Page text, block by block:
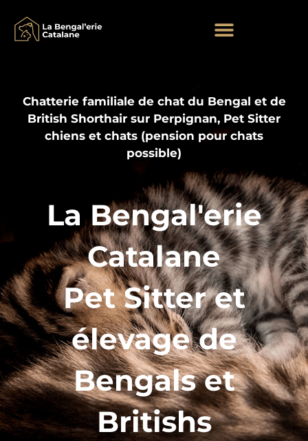
contenu
Chatterie familiale de chat du Bengal et de
British Shorthair sur Perpignan, Pet Sitter
chiens et chats (pension pour chats
possible)
La Bengal'erie
Catalane
Pet Sitter et
élevage de
Bengals et
Britishs